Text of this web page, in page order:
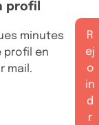
profil
minutes
profil en
mail.
R
ej
o
in
d
r